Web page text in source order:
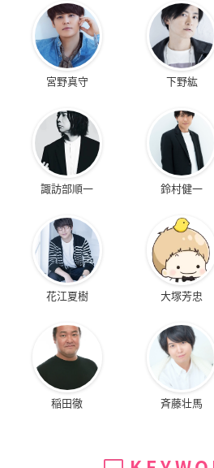
宮野真守 下野紘
諏訪部順一 鈴村健一
花江夏樹 大塚芳忠
稲田徹 斉藤壮馬